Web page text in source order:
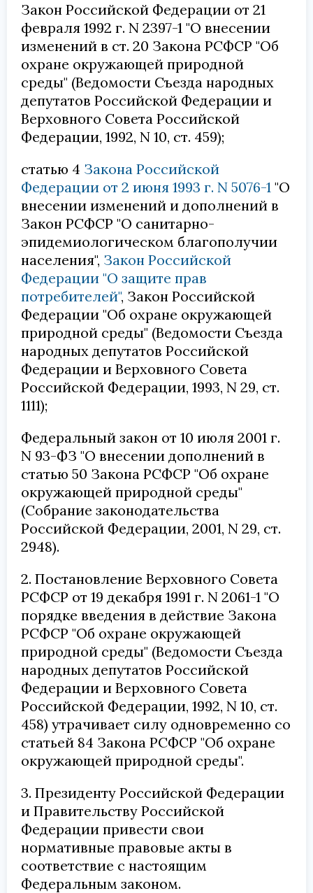
Закон Российской Федерации от 21
февраля 1992 г. N 2397-1 "О внесении
изменений в ст. 20 Закона РСФСР "Об
охране окружающей природной
среды" (Ведомости Съезда народных
депутатов Российской Федерации и
Верховного Совета Российской
Федерации, 1992, N 10, ст. 459);
статью 4 Закона Российской
Федерации от 2 июня 1993 г. N 5076-1 "О
внесении изменений и дополнений в
Закон РСФСР "О санитарно-
эпидемиологическом благополучии
населения", Закон Российской
Федерации "О защите прав
потребителей", Закон Российской
Федерации "Об охране окружающей
природной среды" (Ведомости Съезда
народных депутатов Российской
Федерации и Верховного Совета
Российской Федерации, 1993, N 29, ст.
1111);
Федеральный закон от 10 июля 2001 г.
N 93-ФЗ "О внесении дополнений в
статью 50 Закона РСФСР "Об охране
окружающей природной среды"
(Собрание законодательства
Российской Федерации, 2001, N 29, ст.
2948).
2. Постановление Верховного Совета
РСФСР от 19 декабря 1991 г. N 2061-1 "О
порядке введения в действие Закона
РСФСР "Об охране окружающей
природной среды" (Ведомости Съезда
народных депутатов Российской
Федерации и Верховного Совета
Российской Федерации, 1992, N 10, ст.
458) утрачивает силу одновременно со
статьей 84 Закона РСФСР "Об охране
окружающей природной среды".
3. Президенту Российской Федерации
и Правительству Российской
Федерации привести свои
нормативные правовые акты в
соответствие с настоящим
Федеральным законом.